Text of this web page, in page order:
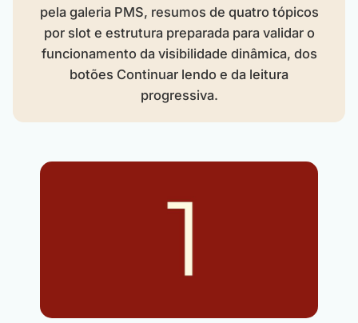
pela galeria PMS, resumos de quatro tópicos
por slot e estrutura preparada para validar o
funcionamento da visibilidade dinâmica, dos
botões Continuar lendo e da leitura
progressiva.